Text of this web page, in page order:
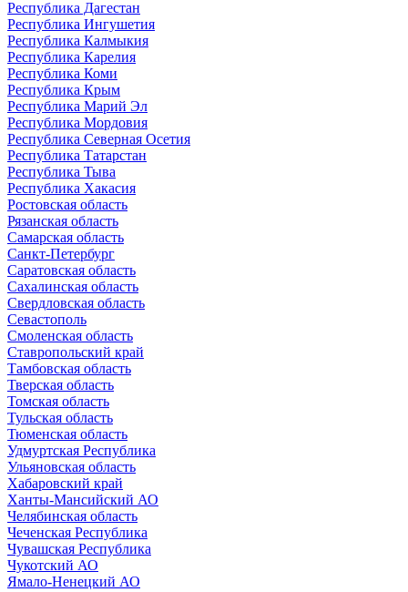
Республика Дагестан
Республика Ингушетия
Республика Калмыкия
Республика Карелия
Республика Коми
Республика Крым
Республика Марий Эл
Республика Мордовия
Республика Северная Осетия
Республика Татарстан
Республика Тыва
Республика Хакасия
Ростовская область
Рязанская область
Самарская область
Санкт-Петербург
Саратовская область
Сахалинская область
Свердловская область
Севастополь
Смоленская область
Ставропольский край
Тамбовская область
Тверская область
Томская область
Тульская область
Тюменская область
Удмуртская Республика
Ульяновская область
Хабаровский край
Ханты-Мансийский АО
Челябинская область
Чеченская Республика
Чувашская Республика
Чукотский АО
Ямало-Ненецкий АО